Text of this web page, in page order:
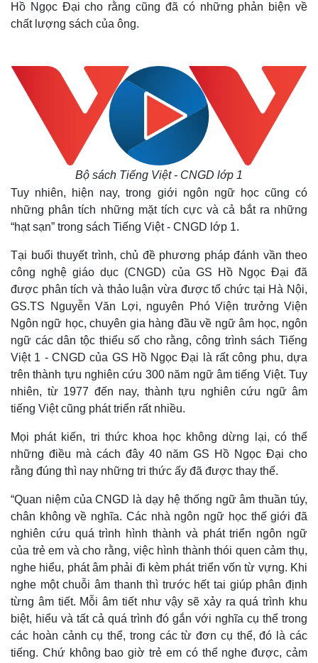
Thế giới
Multimedia
Hồ Ngọc Đại cho rằng cũng đã có những phản biện về
chất lượng sách của ông.
Bộ sách Tiếng Việt - CNGD lớp 1
Tuy nhiên, hiện nay, trong giới ngôn ngữ học cũng có
những phân tích những mặt tích cực và cả bắt ra những
“hạt sạn” trong sách Tiếng Việt - CNGD lớp 1.
Tại buổi thuyết trình, chủ đề phương pháp đánh vần theo
công nghệ giáo dục (CNGD) của GS Hồ Ngọc Đại đã
được phân tích và thảo luận vừa được tổ chức tại Hà Nội,
GS.TS Nguyễn Văn Lợi, nguyên Phó Viện trưởng Viện
Ngôn ngữ học, chuyên gia hàng đầu về ngữ âm học, ngôn
ngữ các dân tộc thiểu số cho rằng, công trình sách Tiếng
Việt 1 - CNGD của GS Hồ Ngọc Đại là rất công phu, dựa
trên thành tựu nghiên cứu 300 năm ngữ âm tiếng Việt. Tuy
nhiên, từ 1977 đến nay, thành tựu nghiên cứu ngữ âm
tiếng Việt cũng phát triển rất nhiều.
Mọi phát kiến, tri thức khoa học không dừng lại, có thể
những điều mà cách đây 40 năm GS Hồ Ngọc Đại cho
rằng đúng thì nay những tri thức ấy đã được thay thế.
“Quan niệm của CNGD là dạy hệ thống ngữ âm thuần túy,
chân không về nghĩa. Các nhà ngôn ngữ học thế giới đã
nghiên cứu quá trình hình thành và phát triển ngôn ngữ
của trẻ em và cho rằng, việc hình thành thói quen cảm thụ,
nghe hiểu, phát âm phải đi kèm phát triển vốn từ vựng. Khi
nghe một chuỗi âm thanh thì trước hết tai giúp phân định
từng âm tiết. Mỗi âm tiết như vậy sẽ xảy ra quá trình khu
biệt, hiểu và tất cả quá trình đó gắn với nghĩa cụ thể trong
các hoàn cảnh cụ thể, trong các từ đơn cụ thể, đó là các
tiếng. Chứ không bao giờ trẻ em có thể nghe được, cảm